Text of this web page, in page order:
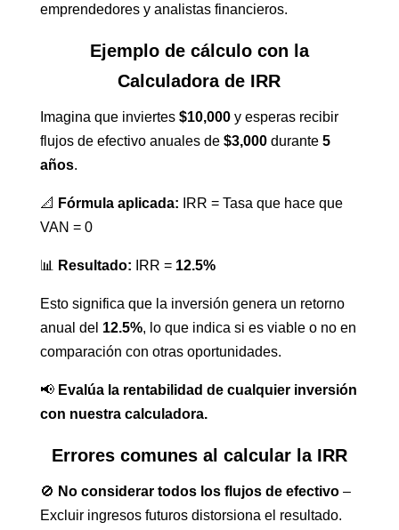
emprendedores y analistas financieros.
Ejemplo de cálculo con la
Calculadora de IRR
Imagina que inviertes $10,000y esperas recibir
flujos de efectivo anuales de $3,000durante 5
años.
📐 Fórmula aplicada: IRR = Tasa que hace que
VAN = 0
📊 Resultado: IRR = 12.5%
Esto significa que la inversión genera un retorno
anual del 12.5%, lo que indica si es viable o no en
comparación con otras oportunidades.
📢 Evalúa la rentabilidad de cualquier inversión
con nuestra calculadora.
Errores comunes al calcular la IRR
🚫 No considerar todos los flujos de efectivo–
Excluir ingresos futuros distorsiona el resultado.